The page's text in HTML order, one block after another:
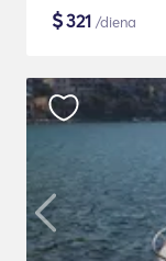
$321 /diena